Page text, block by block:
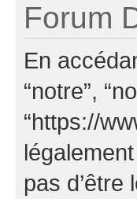
Forum
En
“notre”,
“https://
pas